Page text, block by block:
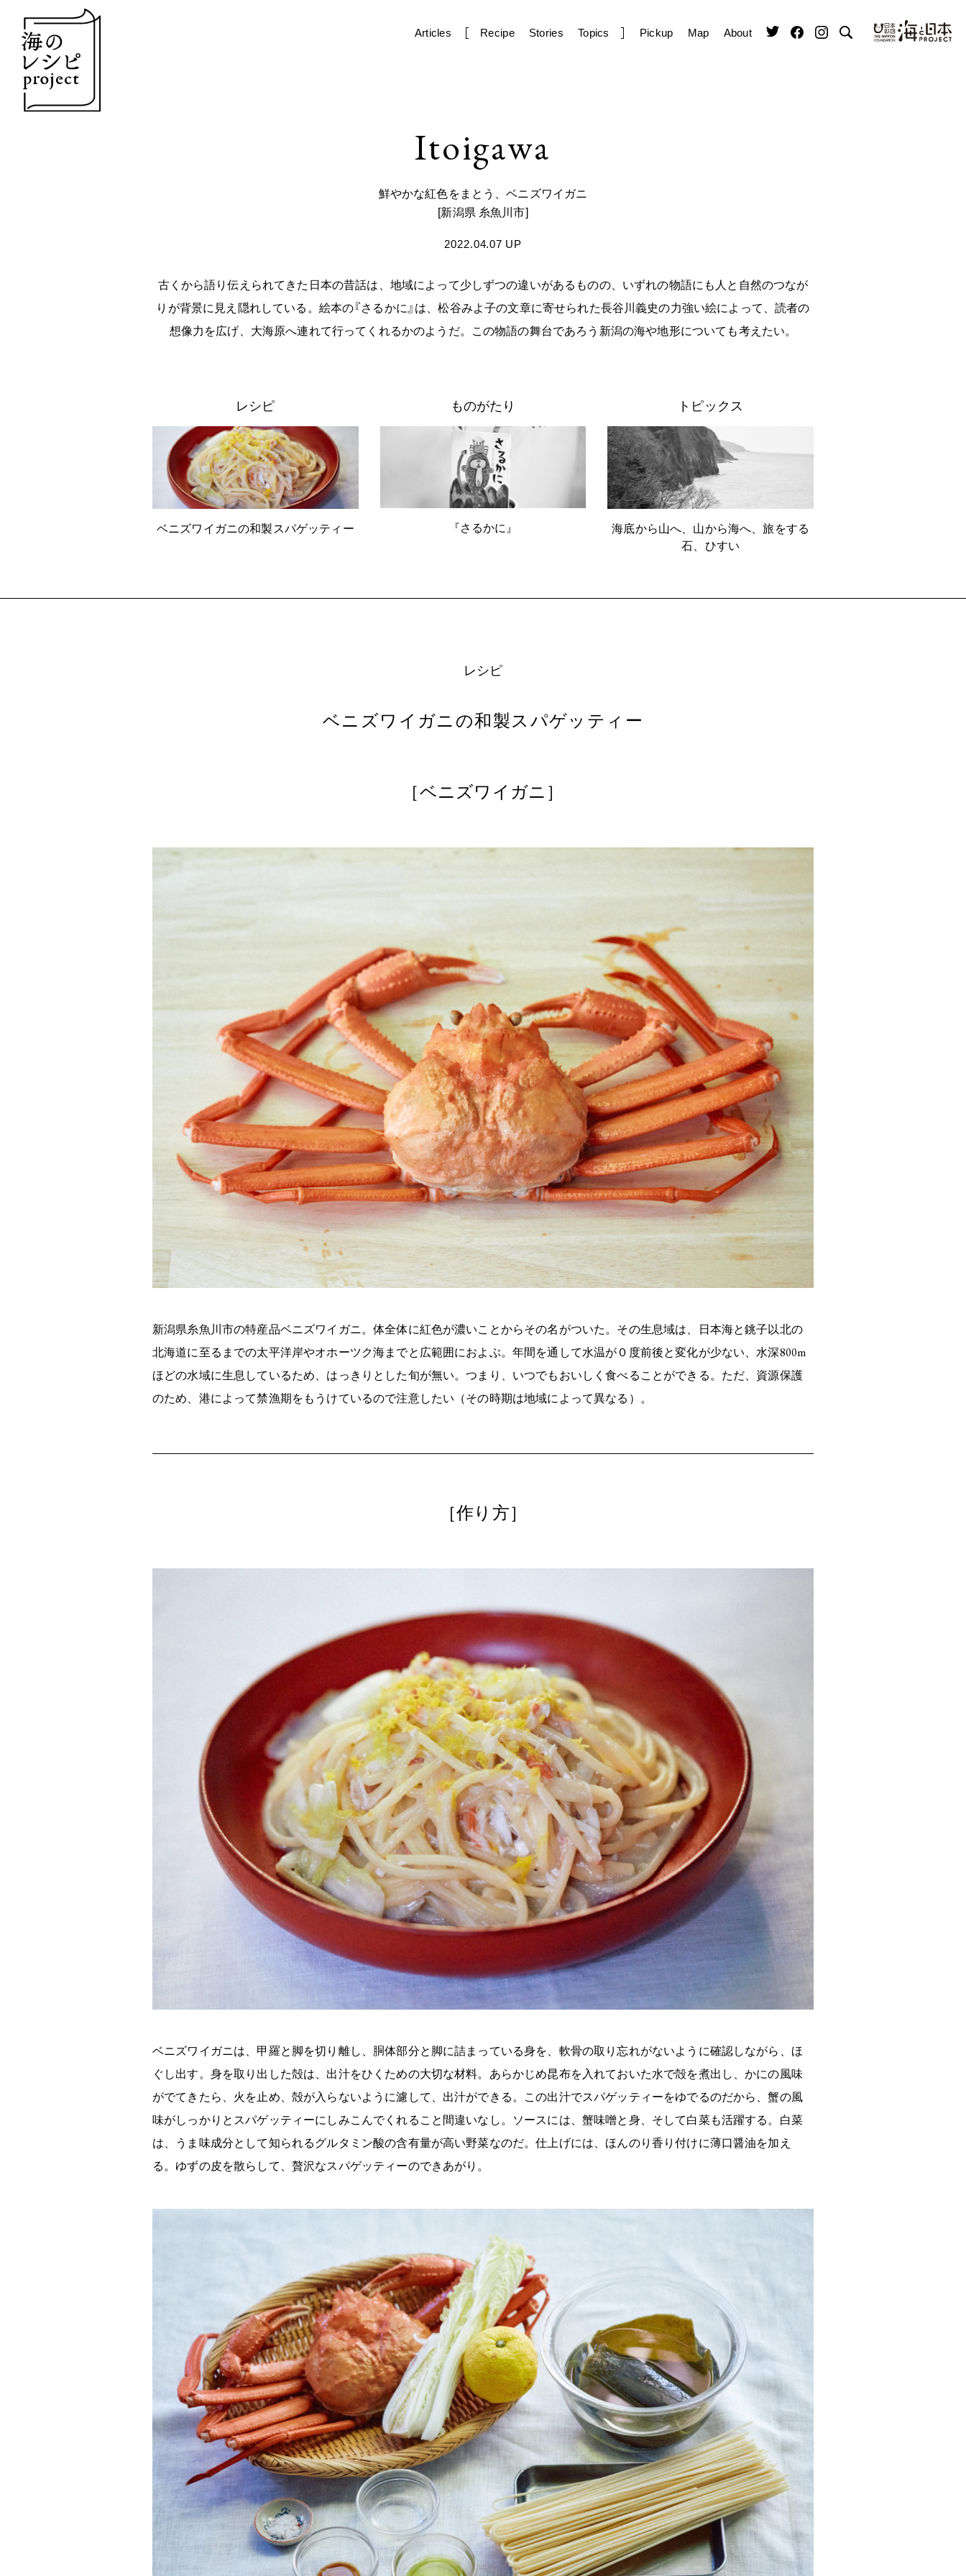
Articles Recipe Stories Topics Pickup Map About
Itoigawa
鮮やかな紅色をまとう、ベニズワイガニ
[新潟県 糸魚川市]
2022.04.07 UP
古くから語り伝えられてきた日本の昔話は、地域によって少しずつの違いがあるものの、いずれの物語にも人と自然のつなが
りが背景に見え隠れしている。絵本の『さるかに』は、松谷みよ子の文章に寄せられた長谷川義史の力強い絵によって、読者の
想像力を広げ、大海原へ連れて行ってくれるかのようだ。この物語の舞台であろう新潟の海や地形についても考えたい。
レシピ
ベニズワイガニの和製スパゲッティー
ものがたり
『さるかに』
トピックス
海底から山へ、山から海へ、旅をする
石、ひすい
レシピ
ベニズワイガニの和製スパゲッティー
［ベニズワイガニ］
新潟県糸魚川市の特産品ベニズワイガニ。体全体に紅色が濃いことからその名がついた。その生息域は、日本海と銚子以北の
北海道に至るまでの太平洋岸やオホーツク海までと広範囲におよぶ。年間を通して水温が０度前後と変化が少ない、水深800m
ほどの水域に生息しているため、はっきりとした旬が無い。つまり、いつでもおいしく食べることができる。ただ、資源保護
のため、港によって禁漁期をもうけているので注意したい（その時期は地域によって異なる）。
［作り方］
ベニズワイガニは、甲羅と脚を切り離し、胴体部分と脚に詰まっている身を、軟骨の取り忘れがないように確認しながら、ほ
ぐし出す。身を取り出した殻は、出汁をひくための大切な材料。あらかじめ昆布を入れておいた水で殻を煮出し、かにの風味
がでてきたら、火を止め、殻が入らないように濾して、出汁ができる。この出汁でスパゲッティーをゆでるのだから、蟹の風
味がしっかりとスパゲッティーにしみこんでくれること間違いなし。ソースには、蟹味噌と身、そして白菜も活躍する。白菜
は、うま味成分として知られるグルタミン酸の含有量が高い野菜なのだ。仕上げには、ほんのり香り付けに薄口醤油を加え
る。ゆずの皮を散らして、贅沢なスパゲッティーのできあがり。